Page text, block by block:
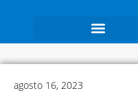
agosto 16, 2023